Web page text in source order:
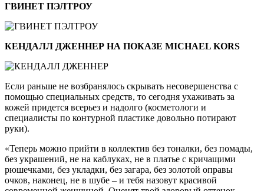
ГВИНЕТ ПЭЛТРОУ
КЕНДАЛЛ ДЖЕННЕР НА ПОКАЗЕ MICHAEL KORS
Если раньше не возбранялось скрывать несовершенства с
помощью специальных средств, то сегодня ухаживать за
кожей придется всерьез и надолго (косметологи и
специалисты по контурной пластике довольно потирают
руки).
«Теперь можно прийти в коллектив без тоналки, без помады,
без украшений, не на каблуках, не в платье с кричащими
рюшечками, без укладки, без загара, без золотой оправы
очков, наконец, не в шубе – и тебя назовут красивой